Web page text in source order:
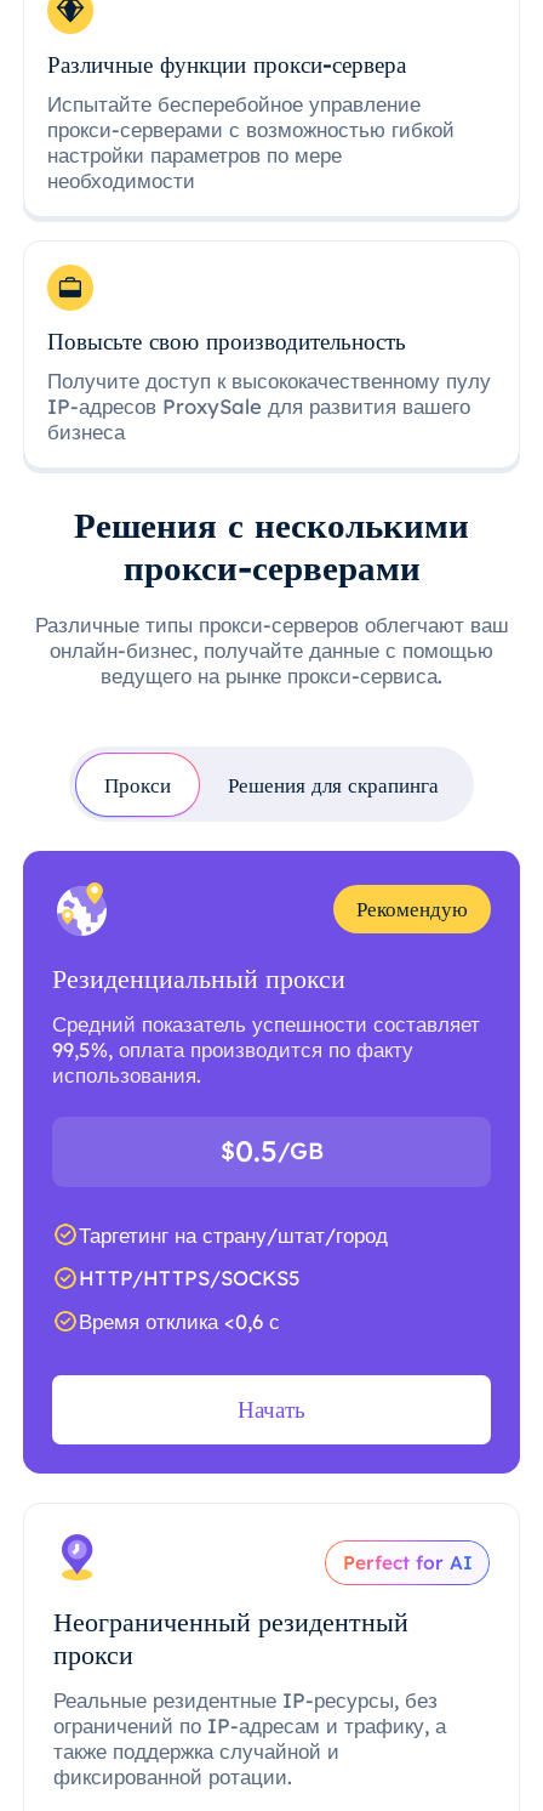
Различные функции прокси-сервера
Испытайте бесперебойное управление
прокси-серверами с возможностью гибкой
настройки параметров по мере
необходимости
Повысьте свою производительность
Получите доступ к высококачественному пулу
IP-адресов ProxySale для развития вашего
бизнеса
Решения с несколькими
прокси-серверами
Различные типы прокси-серверов облегчают ваш
онлайн-бизнес, получайте данные с помощью
ведущего на рынке прокси-сервиса.
Прокси Решения для скрапинга
Рекомендую
Резиденциальный прокси
Средний показатель успешности составляет
99,5%, оплата производится по факту
использования.
$0.5/GB
Таргетинг на страну/штат/город
HTTP/HTTPS/SOCKS5
Время отклика <0,6 с
Начать
Perfect for AI
Неограниченный резидентный
прокси
Реальные резидентные IP-ресурсы, без
ограничений по IP-адресам и трафику, а
также поддержка случайной и
фиксированной ротации.